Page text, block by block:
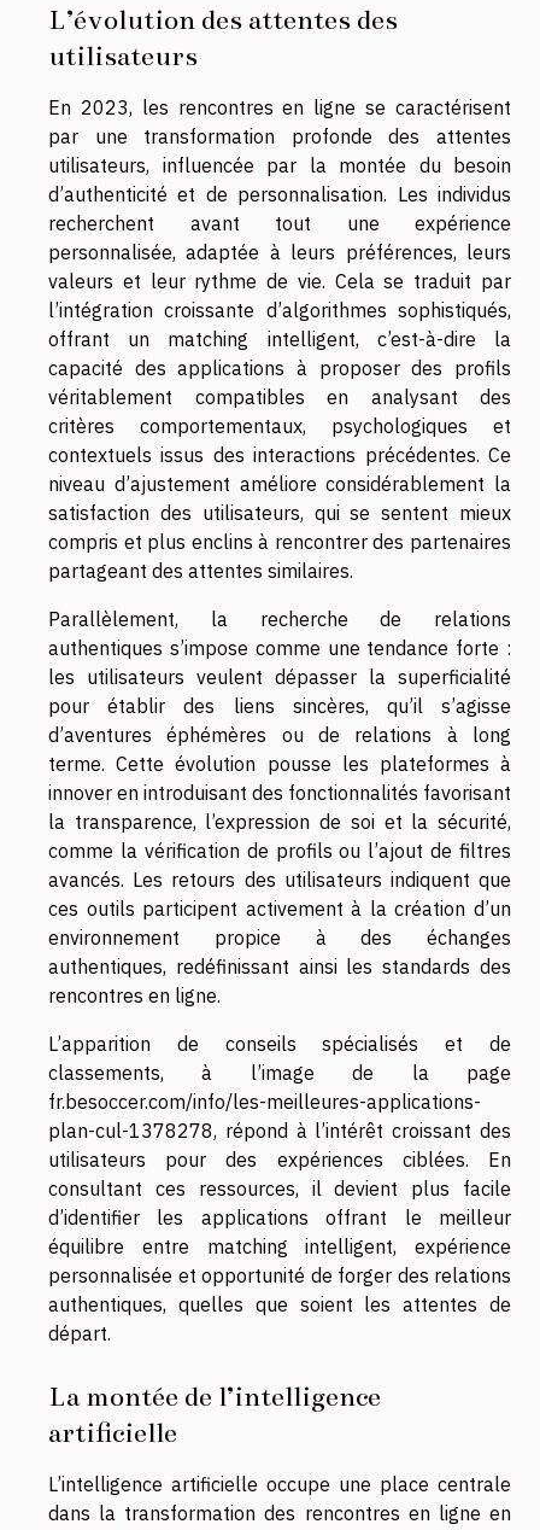
L’évolution des attentes des
utilisateurs
En 2023, les rencontres en ligne se caractérisent
par une transformation profonde des attentes
utilisateurs, influencée par la montée du besoin
d’authenticité et de personnalisation. Les individus
recherchent avant tout une expérience
personnalisée, adaptée à leurs préférences, leurs
valeurs et leur rythme de vie. Cela se traduit par
l’intégration croissante d’algorithmes sophistiqués,
offrant un matching intelligent, c’est-à-dire la
capacité des applications à proposer des profils
véritablement compatibles en analysant des
critères comportementaux, psychologiques et
contextuels issus des interactions précédentes. Ce
niveau d’ajustement améliore considérablement la
satisfaction des utilisateurs, qui se sentent mieux
compris et plus enclins à rencontrer des partenaires
partageant des attentes similaires.
Parallèlement, la recherche de relations
authentiques s’impose comme une tendance forte :
les utilisateurs veulent dépasser la superficialité
pour établir des liens sincères, qu’il s’agisse
d’aventures éphémères ou de relations à long
terme. Cette évolution pousse les plateformes à
innover en introduisant des fonctionnalités favorisant
la transparence, l’expression de soi et la sécurité,
comme la vérification de profils ou l’ajout de filtres
avancés. Les retours des utilisateurs indiquent que
ces outils participent activement à la création d’un
environnement propice à des échanges
authentiques, redéfinissant ainsi les standards des
rencontres en ligne.
L’apparition de conseils spécialisés et de
classements, à l’image de la page
fr.besoccer.com/info/les-meilleures-applications-
plan-cul-1378278, répond à l’intérêt croissant des
utilisateurs pour des expériences ciblées. En
consultant ces ressources, il devient plus facile
d’identifier les applications offrant le meilleur
équilibre entre matching intelligent, expérience
personnalisée et opportunité de forger des relations
authentiques, quelles que soient les attentes de
départ.
La montée de l’intelligence
artificielle
L’intelligence artificielle occupe une place centrale
dans la transformation des rencontres en ligne en